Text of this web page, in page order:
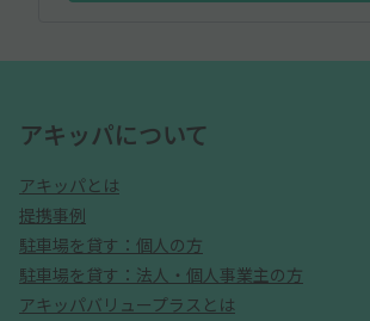
アキッパについて
アキッパとは
提携事例
駐車場を貸す：個人の方
駐車場を貸す：法人・個人事業主の方
アキッパバリュープラスとは